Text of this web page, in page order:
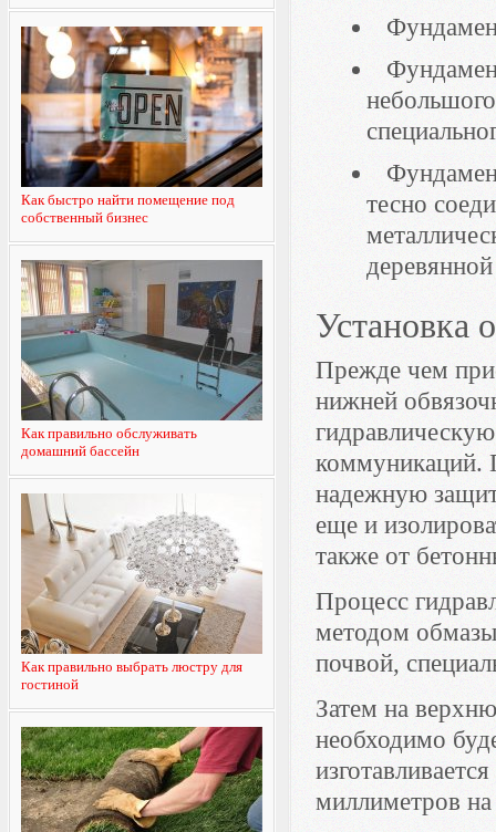
Как быстро найти помещение под
собственный бизнес
Как правильно обслуживать
домашний бассейн
Как правильно выбрать люстру для
гостиной
тесно
Установка
Прежде чем
нижней
коммуникаций.
надежную
еще и
также от
Процесс
методом
почвой,
Затем на
необходимо
миллиметров